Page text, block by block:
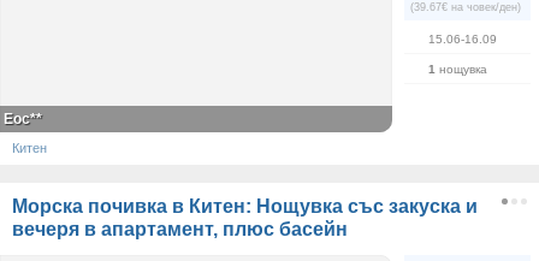
(39.67€ на човек/ден)
15.06-16.09
1 нощувка
Еос**
Китен
Морска почивка в Китен: Нощувка със закуска и
вечеря в апартамент, плюс басейн